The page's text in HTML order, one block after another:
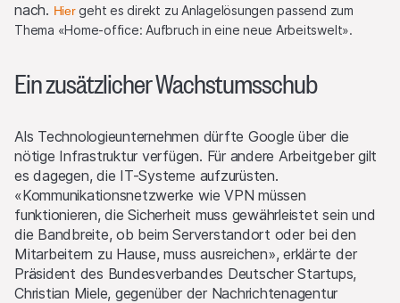
nach. Hier geht es direkt zu Anlagelösungen passend zum
Thema «Home-office: Aufbruch in eine neue Arbeitswelt».
Ein zusätzlicher Wachstumsschub
Als Technologieunternehmen dürfte Google über die
nötige Infrastruktur verfügen. Für andere Arbeitgeber gilt
es dagegen, die IT-Systeme aufzurüsten.
«Kommunikationsnetzwerke wie VPN müssen
funktionieren, die Sicherheit muss gewährleistet sein und
die Bandbreite, ob beim Serverstandort oder bei den
Mitarbeitern zu Hause, muss ausreichen», erklärte der
Präsident des Bundesverbandes Deutscher Startups,
Christian Miele, gegenüber der Nachrichtenagentur